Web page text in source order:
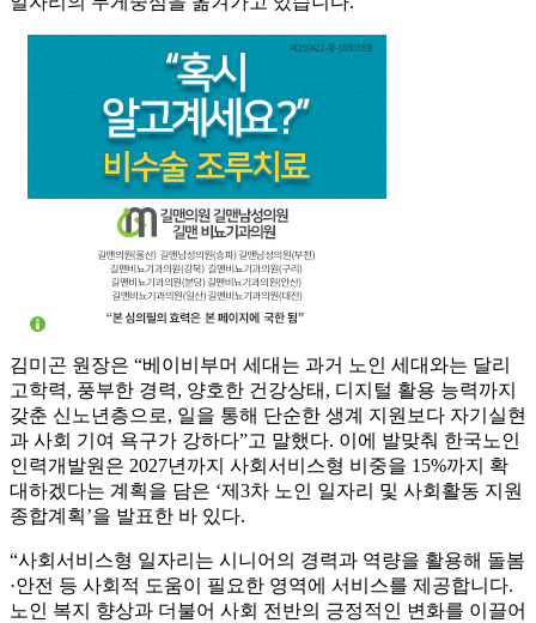
김미곤 원장은 “베이비부머 세대는 과거 노인 세대와는 달리
고학력, 풍부한 경력, 양호한 건강상태, 디지털 활용 능력까지
갖춘 신노년층으로, 일을 통해 단순한 생계 지원보다 자기실현
과 사회 기여 욕구가 강하다”고 말했다. 이에 발맞춰 한국노인
인력개발원은 2027년까지 사회서비스형 비중을 15%까지 확
대하겠다는 계획을 담은 ‘제3차 노인 일자리 및 사회활동 지원
종합계획’을 발표한 바 있다.
“사회서비스형 일자리는 시니어의 경력과 역량을 활용해 돌봄
·안전 등 사회적 도움이 필요한 영역에 서비스를 제공합니다.
노인 복지 향상과 더불어 사회 전반의 긍정적인 변화를 이끌어